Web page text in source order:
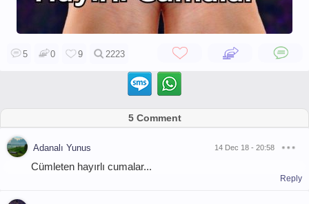
5 0 9 2223
5 Comment
Adanalı Yunus 14 Dec 18 - 20:58
Cümleten hayırlı cumalar...
Reply